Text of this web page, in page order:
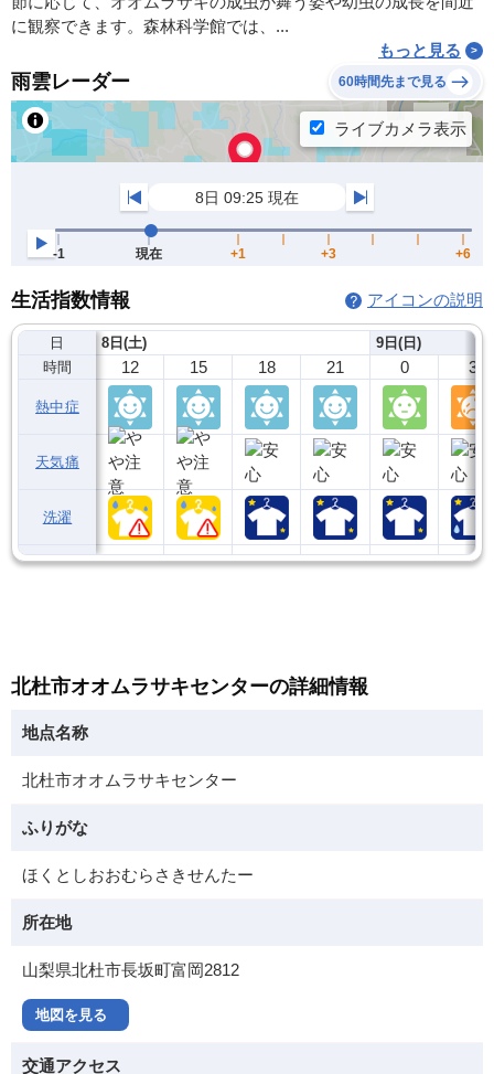
に観察できます。森林科学館では、...
もっと見る
雨雲レーダー 60時間先まで見る
生活指数情報 アイコンの説明
日
時間
熱中症
天気痛
洗濯
8日(土)
12 15 18 21
9日(日)
0 3
北杜市オオムラサキセンターの詳細情報
地点名称
北杜市オオムラサキセンター
ふりがな
ほくとしおおむらさきせんたー
所在地
山梨県北杜市長坂町富岡2812
地図を見る
交通アクセス